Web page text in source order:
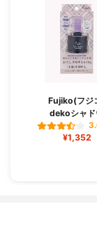
Fujiko(フジ
dekoシャド
¥1,352